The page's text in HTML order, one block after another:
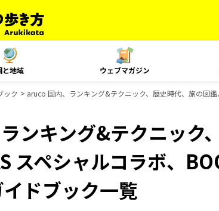
と地域 ウェブマガジン
ック aruco 国内、ランキング&テクニック、歴史時代、旅の図
ンキング&テクニック
スペシャルコラボ、
ドブック一覧